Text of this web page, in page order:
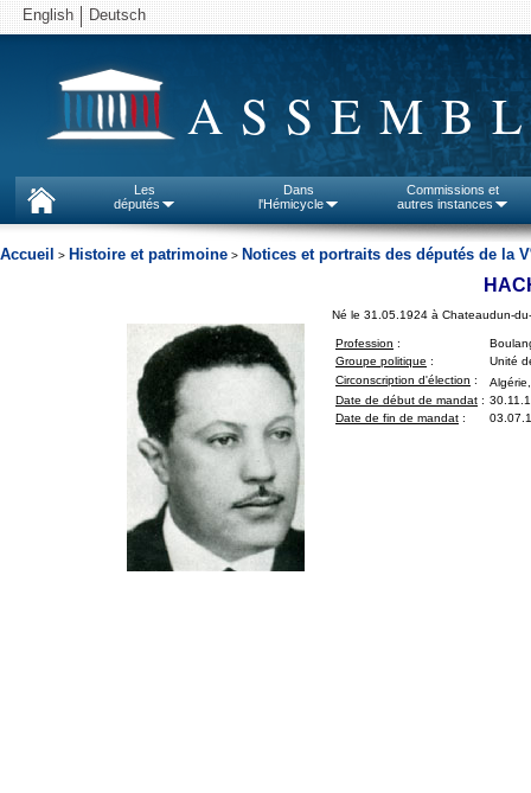
English Deutsch
Les
députés
Dans
l'Hémicycle
Commissions et
autres instances
Accueil > Histoire et patrimoine > Notices et portraits des députés de la V
Né le 31.05.1924 à Chateaudun-
Profession :
Groupe politique :
Unité
Circonscription d'élection :
Date de début de mandat :
Date de fin de mandat :